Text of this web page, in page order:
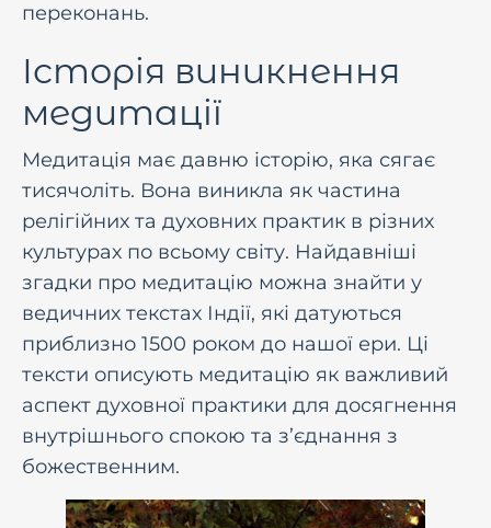
переконань.
Історія виникнення
медитації
Медитація має давню історію, яка сягає
тисячоліть. Вона виникла як частина
релігійних та духовних практик в різних
культурах по всьому світу. Найдавніші
згадки про медитацію можна знайти у
ведичних текстах Індії, які датуються
приблизно 1500 роком до нашої ери. Ці
тексти описують медитацію як важливий
аспект духовної практики для досягнення
внутрішнього спокою та з’єднання з
божественним.